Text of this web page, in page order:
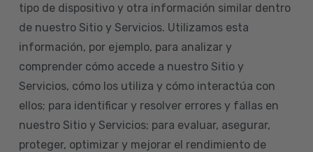
tipo de dispositivo y otra información similar dentro
de nuestro Sitio y Servicios. Utilizamos esta
información, por ejemplo, para analizar y
comprender cómo accede a nuestro Sitio y
Servicios, cómo los utiliza y cómo interactúa con
ellos; para identificar y resolver errores y fallas en
nuestro Sitio y Servicios; para evaluar, asegurar,
proteger, optimizar y mejorar el rendimiento de